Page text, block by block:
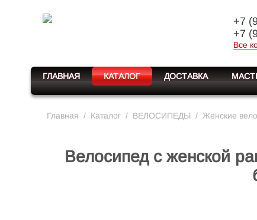
+7
+7
Все
ГЛАВНАЯ КАТАЛОГ ДОСТАВКА
Главная / Каталог / ВЕЛОСИПЕДЫ / Женские
Велосипед с женской